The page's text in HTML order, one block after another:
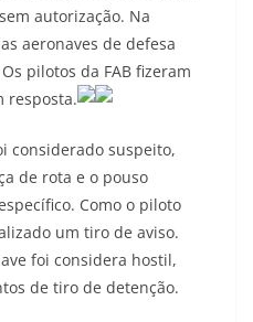
autorização. Na
aeronaves de defesa
pilotos da FAB fizeram
resposta.
considerado suspeito,
de rota e o pouso
Como o piloto
um tiro de aviso.
foi considera hostil,
de tiro de detenção.